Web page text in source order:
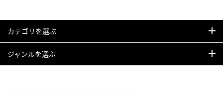
カテゴリを選ぶ
ジャンルを選ぶ